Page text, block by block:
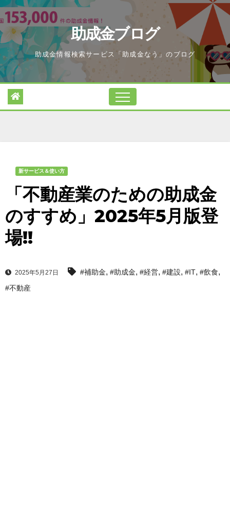
Skip
to
content
助成金ブログ
助成金情報検索サービス「助成金なう」のブログ
新サービス＆使い方
「不動産業のための助成金
のすすめ」2025年5月版登
場!!
2025年5月27日 #補助金, #助成金, #経営, #建設, #IT, #飲食,
#不動産